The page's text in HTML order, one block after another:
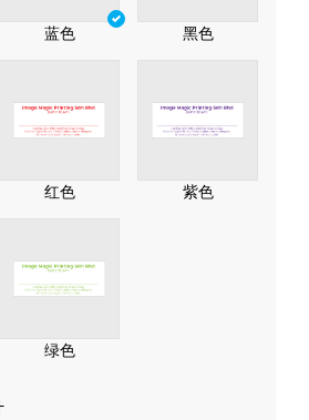
蓝色 黑色
红色 紫色
绿色